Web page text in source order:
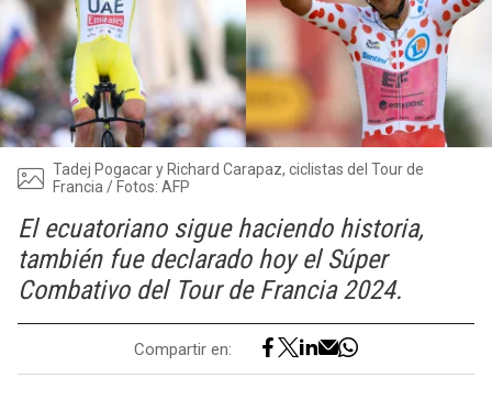
Tadej Pogacar y Richard Carapaz, ciclistas del Tour de
Francia / Fotos: AFP
El ecuatoriano sigue haciendo historia,
también fue declarado hoy el Súper
Combativo del Tour de Francia 2024.
Compartir en: